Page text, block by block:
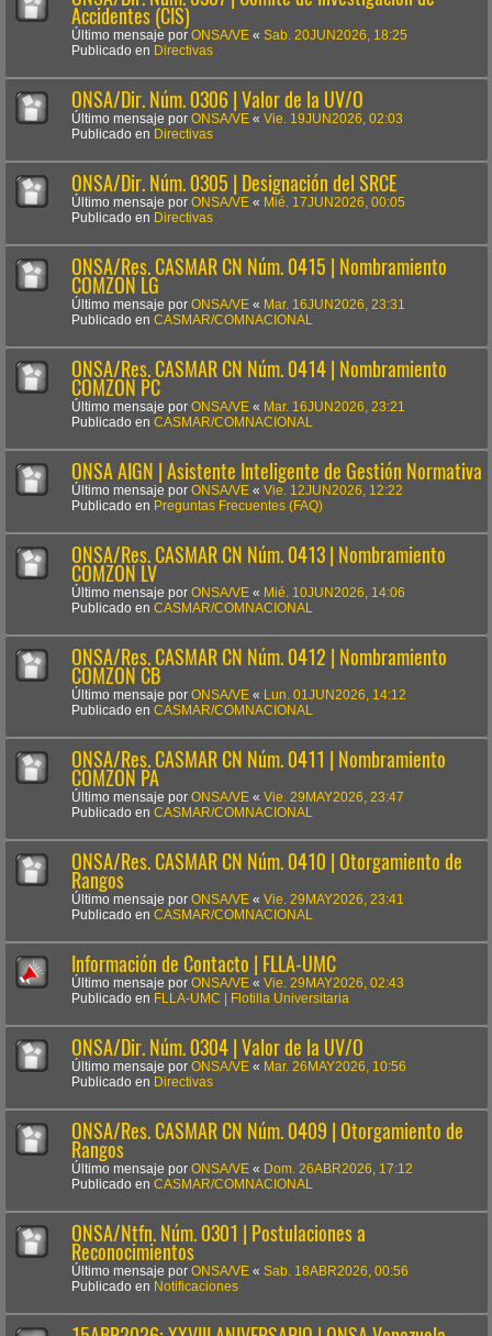
Accidentes (CIS)
Último mensaje por ONSA/VE « Sab. 20JUN2026, 18:25
Publicado en Directivas
ONSA/Dir. Núm. 0306 | Valor de la UV/O
Último mensaje por ONSA/VE « Vie. 19JUN2026, 02:03
Publicado en Directivas
ONSA/Dir. Núm. 0305 | Designación del SRCE
Último mensaje por ONSA/VE « Mié. 17JUN2026, 00:05
Publicado en Directivas
ONSA/Res. CASMAR CN Núm. 0415 | Nombramiento
COMZON LG
Último mensaje por ONSA/VE « Mar. 16JUN2026, 23:31
Publicado en CASMAR/COMNACIONAL
ONSA/Res. CASMAR CN Núm. 0414 | Nombramiento
COMZON PC
Último mensaje por ONSA/VE « Mar. 16JUN2026, 23:21
Publicado en CASMAR/COMNACIONAL
ONSA AIGN | Asistente Inteligente de Gestión Normativa
Último mensaje por ONSA/VE « Vie. 12JUN2026, 12:22
Publicado en Preguntas Frecuentes (FAQ)
ONSA/Res. CASMAR CN Núm. 0413 | Nombramiento
COMZON LV
Último mensaje por ONSA/VE « Mié. 10JUN2026, 14:06
Publicado en CASMAR/COMNACIONAL
ONSA/Res. CASMAR CN Núm. 0412 | Nombramiento
COMZON CB
Último mensaje por ONSA/VE «
Lun. 01JUN2026, 14:12
Publicado en CASMAR/COMNACIONAL
ONSA/Res. CASMAR CN Núm. 0411 | Nombramiento
COMZON PA
Último mensaje por ONSA/VE « Vie. 29MAY2026, 23:47
Publicado en CASMAR/COMNACIONAL
ONSA/Res. CASMAR CN Núm. 0410 | Otorgamiento de
Rangos
Último mensaje por ONSA/VE « Vie. 29MAY2026, 23:41
Publicado en CASMAR/COMNACIONAL
Información de Contacto | FLLA-UMC
Último mensaje por ONSA/VE « Vie. 29MAY2026, 02:43
Publicado en FLLA-UMC | Flotilla Universitaria
ONSA/Dir. Núm. 0304 | Valor de la UV/O
Último mensaje por ONSA/VE « Mar. 26MAY2026, 10:56
Publicado en Directivas
ONSA/Res. CASMAR CN Núm. 0409 | Otorgamiento de
Rangos
Último mensaje por ONSA/VE « Dom. 26ABR2026, 17:12
Publicado en CASMAR/COMNACIONAL
ONSA/Ntfn. Núm. 0301 | Postulaciones a
Reconocimientos
Último mensaje por ONSA/VE « Sab. 18ABR2026, 00:56
Publicado en Notificaciones